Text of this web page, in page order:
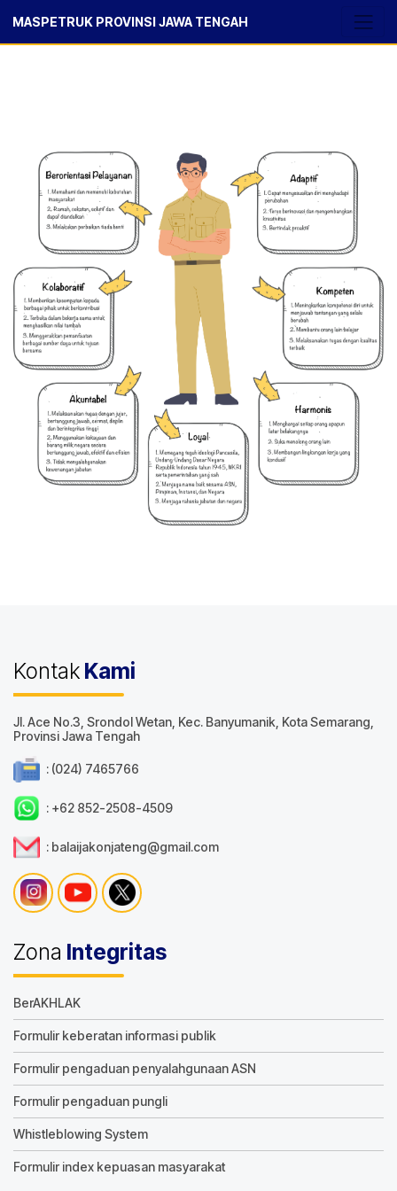
MASPETRUK PROVINSI JAWA TENGAH
Kontak Kami
Jl. Ace No.3, Srondol Wetan, Kec. Banyumanik, Kota Semarang,
Provinsi Jawa Tengah
: (024) 7465766
: +62 852-2508-4509
: balaijakonjateng@gmail.com
Zona Integritas
BerAKHLAK
Formulir keberatan informasi publik
Formulir pengaduan penyalahgunaan ASN
Formulir pengaduan pungli
Whistleblowing System
Formulir index kepuasan masyarakat